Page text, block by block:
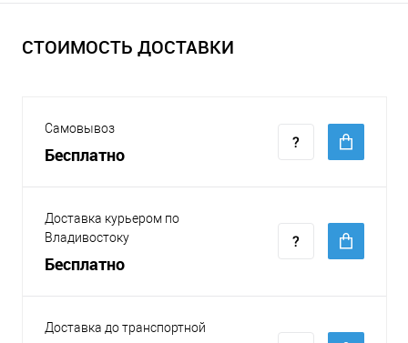
СТОИМОСТЬ ДОСТАВКИ
Самовывоз
Бесплатно
Доставка курьером по
Владивостоку
Бесплатно
Доставка до транспортной